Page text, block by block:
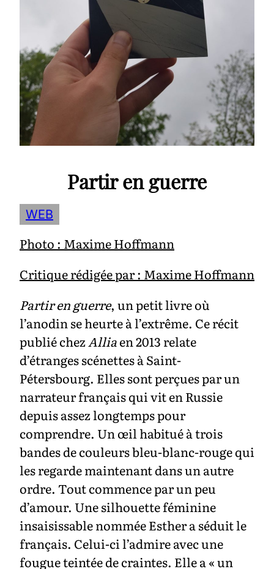
26 mai 2022 , parL’auditoire
Partir en guerre
WEB
Photo : Maxime Hoffmann
Critique rédigée par : Maxime Hoffmann
Partir en guerre, un petit livre où
l’anodin se heurte à l’extrême. Ce récit
publié chezAlliaen 2013 relate
d’étranges scénettes à Saint-
Pétersbourg. Elles sont perçues par un
narrateur français qui vit en Russie
depuis assez longtemps pour
comprendre. Un œil habitué à trois
bandes de couleurs bleu-blanc-rouge qui
les regarde maintenant dans un autre
ordre. Tout commence par un peu
d’amour. Une silhouette féminine
insaisissable nommée Esther a séduit le
français. Celui-ci l’admire avec une
fougue teintée de craintes. Elle a « un